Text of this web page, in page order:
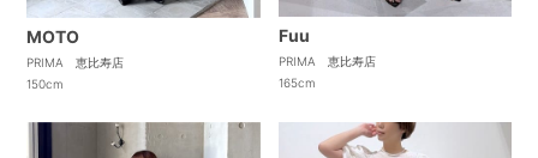
MOTO
PRIMA 恵比寿店
150cm
Fuu
PRIMA 恵比寿店
165cm